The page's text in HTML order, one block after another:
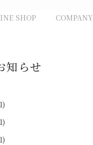
SHOP COMPANY
知らせ